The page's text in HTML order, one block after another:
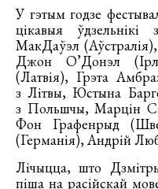
У гэтым годзе
цікавыя
МакДаўэл
Джон О’Донэл
(Латвія), Грэта
з Літвы, Юстына
з Польшчы, Марцін
Фон Графенрыд
(Германія), Андрій
Лічыцца, што
піша на расійскай